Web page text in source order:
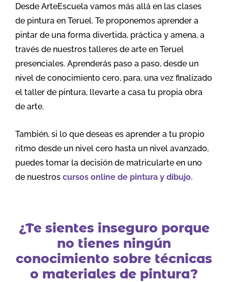
Desde ArteEscuela vamos más allá en las clases
de pintura en Teruel. Te proponemos aprender a
pintar de una forma divertida, práctica y amena, a
través de nuestros talleres de arte en Teruel
presenciales. Aprenderás paso a paso, desde un
nivel de conocimiento cero, para, una vez finalizado
el taller de pintura, llevarte a casa tu propia obra
de arte.
También, si lo que deseas es aprender a tu propio
ritmo desde un nivel cero hasta un nivel avanzado,
puedes tomar la decisión de matricularte en uno
de nuestros cursos online de pintura y dibujo.
¿Te sientes inseguro porque
no tienes ningún
conocimiento sobre técnicas
o materiales de pintura?